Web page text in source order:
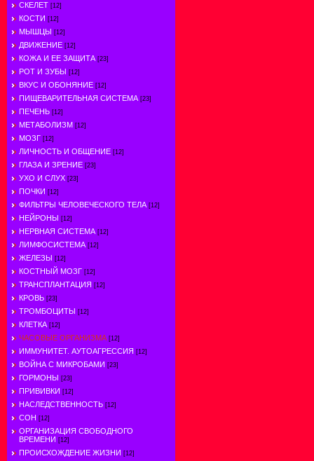
СКЕЛЕТ [12]
КОСТИ [12]
МЫШЦЫ [12]
ДВИЖЕНИЕ [12]
КОЖА И ЕЕ ЗАЩИТА [23]
РОТ И ЗУБЫ [12]
ВКУС И ОБОНЯНИЕ [12]
ПИЩЕВАРИТЕЛЬНАЯ СИСТЕМА [23]
ПЕЧЕНЬ [12]
МЕТАБОЛИЗМ [12]
МОЗГ [12]
ЛИЧНОСТЬ И ОБЩЕНИЕ [12]
ГЛАЗА И ЗРЕНИЕ [23]
УХО И СЛУХ [23]
ПОЧКИ [12]
ФИЛЬТРЫ ЧЕЛОВЕЧЕСКОГО ТЕЛА [12]
НЕЙРОНЫ [12]
НЕРВНАЯ СИСТЕМА [12]
ЛИМФОСИСТЕМА [12]
ЖЕЛЕЗЫ [12]
КОСТНЫЙ МОЗГ [12]
ТРАНСПЛАНТАЦИЯ [12]
КРОВЬ [23]
ТРОМБОЦИТЫ [12]
КЛЕТКА [12]
ЧАСОВЫЕ ОРГАНИЗМА [12]
ИММУНИТЕТ. АУТОАГРЕССИЯ [12]
ВОЙНА С МИКРОБАМИ [23]
ГОРМОНЫ [23]
ПРИВИВКИ [12]
НАСЛЕДСТВЕННОСТЬ [12]
СОН [12]
ОРГАНИЗАЦИЯ СВОБОДНОГО
ВРЕМЕНИ [12]
ПРОИСХОЖДЕНИЕ ЖИЗНИ [12]